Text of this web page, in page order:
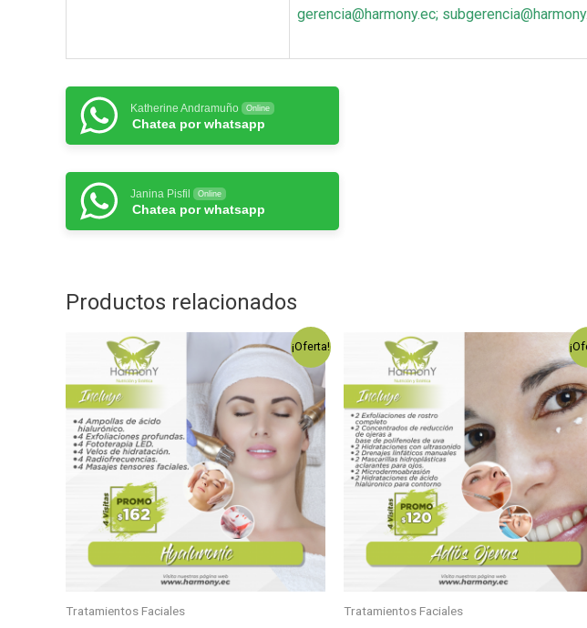
gerencia@harmony.ec;
Katherine Andramuño Online
Chatea por whatsapp
Janina Pisfil Online
Chatea por whatsapp
Productos relacionados
¡Oferta!
Tratamientos Faciales Tratamientos Faciales